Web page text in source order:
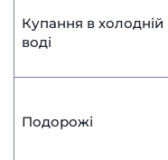
Купання в холодній
воді
Подорожі